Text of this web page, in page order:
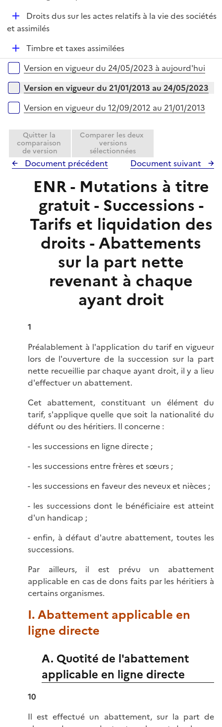
e
r
l
r
D
é
e
r
Droits dus sur les actes relatifs à la vie des sociétés
et assimilés
D
é
p
e
Timbre et taxes assimilées
Versions sur la période
Version en vigueur du 24/05/2023 à aujourd'hui
Version en vigueur du 21/01/2013 au 24/05/2023
Version en vigueur du 12/09/2012 au 21/01/2013
Quitter la
comparaison
de version
Comparer les deux
versions
sélectionnées
Document précédent Document suivant
ENR - Mutations à titre
gratuit - Successions -
Tarifs et liquidation des
droits - Abattements
sur la part nette
revenant à chaque
ayant droit
1
Préalablement à l'application du tarif en vigueur
lors de l'ouverture de la succession sur la part
nette recueillie par chaque ayant droit, il y a lieu
d'effectuer un abattement.
Cet abattement, constituant un élément du
tarif, s'applique quelle que soit la nationalité du
défunt ou des héritiers. Il concerne :
- les successions en ligne directe ;
- les successions entre frères et sœurs ;
- les successions en faveur des neveux et nièces ;
- les successions dont le bénéficiaire est atteint
d'un handicap ;
- enfin, à défaut d'autre abattement, toutes les
successions.
Par ailleurs, il est prévu un abattement
applicable en cas de dons faits par les héritiers à
certains organismes.
I. Abattement applicable en
ligne directe
A. Quotité de l'abattement
applicable en ligne directe
10
Il est effectué un abattement, sur la part de